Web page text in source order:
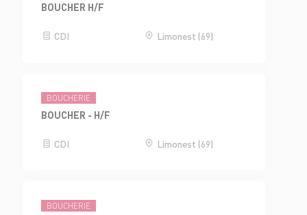
BOUCHER H/F
CDI Limonest (69)
BOUCHERIE
BOUCHER - H/F
CDI Limonest (69)
BOUCHERIE